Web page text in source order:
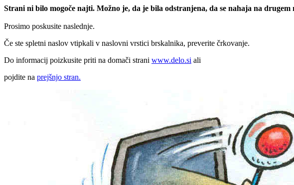
Strani ni bilo mogoče najti. Možno je, da je bila odstranjena, da se nahaja na
Prosimo poskusite naslednje.
Če ste spletni naslov vtipkali v naslovni vrstici brskalnika, preverite črkovanje.
Do informacij poizkusite priti na domači strani www.delo.si ali
pojdite na prejšnjo stran.